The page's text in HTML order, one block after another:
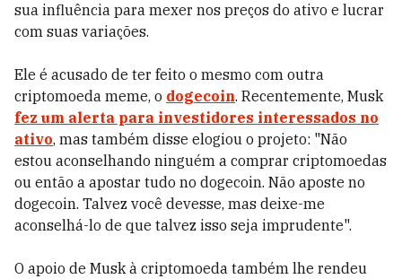
sua influência para mexer nos preços do ativo e lucrar
com suas variações.
Ele é acusado de ter feito o mesmo com outra
criptomoeda meme, o dogecoin. Recentemente, Musk
fez um alerta para investidores interessados no
ativo, mas também disse elogiou o projeto: "Não
estou aconselhando ninguém a comprar criptomoedas
ou então a apostar tudo no dogecoin. Não aposte no
dogecoin. Talvez você devesse, mas deixe-me
aconselhá-lo de que talvez isso seja imprudente".
O apoio de Musk à criptomoeda também lhe rendeu